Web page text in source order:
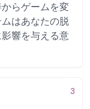
らゲームを変
はあなたの脱
響を与える意
3